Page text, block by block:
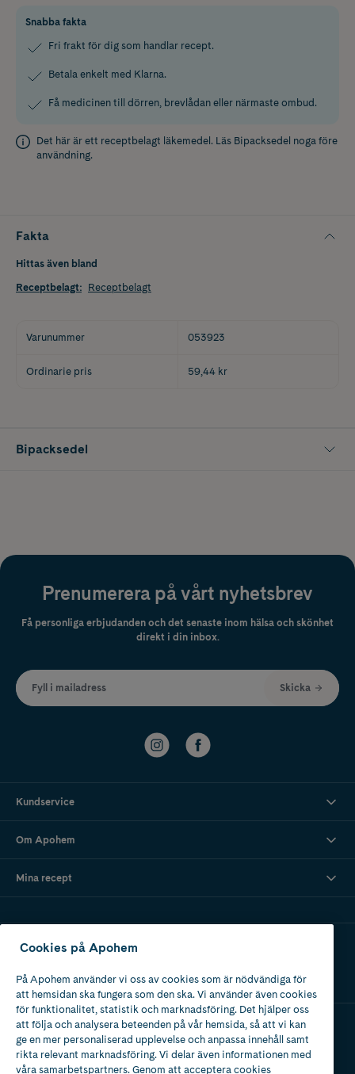
Snabba fakta
Fri frakt för dig som handlar recept.
Betala enkelt med Klarna.
Få medicinen till dörren, brevlådan eller närmaste ombud.
Det här är ett receptbelagt läkemedel. Läs Bipacksedel noga före
användning.
Fakta
Hittas även bland
Receptbelagt: Receptbelagt
Varunummer 053923
Ordinarie pris 59,44 kr
Bipacksedel
Prenumerera på vårt nyhetsbrev
Få personliga erbjudanden och det senaste inom hälsa och skönhet
direkt i din inbox.
Fyll i mailadress Skicka
Kundservice
Om Apohem
Mina recept
Ladda ner vår app
Apotek med tillstånd
av Läkemedelsverket
Cookies på Apohem
På Apohem använder vi oss av cookies som är nödvändiga för
att hemsidan ska fungera som den ska. Vi använder även cookies
för funktionalitet, statistik och marknadsföring. Det hjälper oss
att följa och analysera beteenden på vår hemsida, så att vi kan
ge en mer personaliserad upplevelse och anpassa innehåll samt
rikta relevant marknadsföring. Vi delar även informationen med
våra samarbetspartners. Genom att acceptera cookies